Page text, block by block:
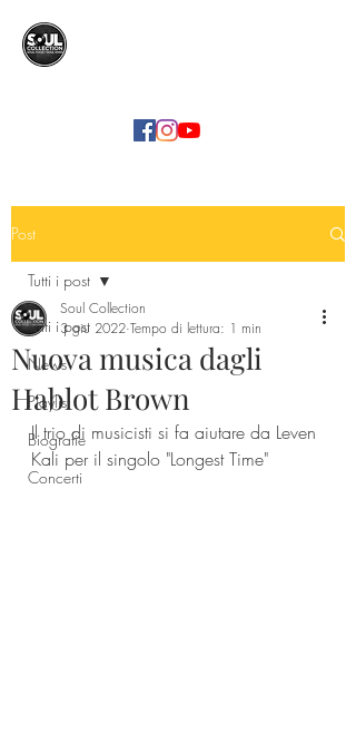
Post
Tutti i post
News
Playlist
Biografie
Concerti
Tutti i post
Nuova musica dagli
Hablot Brown
Soul Collection
3 giu 2022 Tempo di lettura: 1 min
Il trio di musicisti si fa aiutare da Leven
Kali per il singolo "Longest Time"